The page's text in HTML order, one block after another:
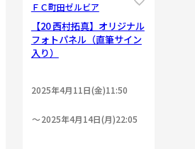
ＦＣ町田ゼルビア
【20 西村拓真】オリジナル
フォトパネル（直筆サイン
入り）
2025年4月11日(金)11:50
2025年4月14日(月)22:05